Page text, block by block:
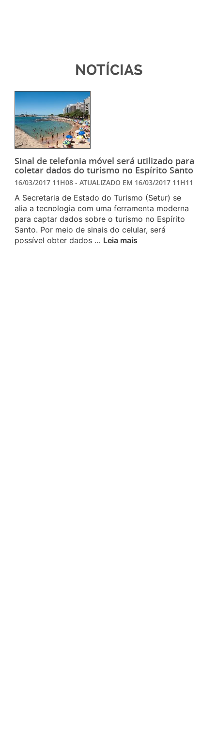
NOTÍCIAS
Sinal de telefonia móvel será utilizado para
coletar dados do turismo no Espírito Santo
16/03/2017 11H08 - ATUALIZADO EM 16/03/2017 11H11
A Secretaria de Estado do Turismo (Setur) se
alia a tecnologia com uma ferramenta moderna
para captar dados sobre o turismo no Espírito
Santo. Por meio de sinais do celular, será
possível obter dados … Leia mais